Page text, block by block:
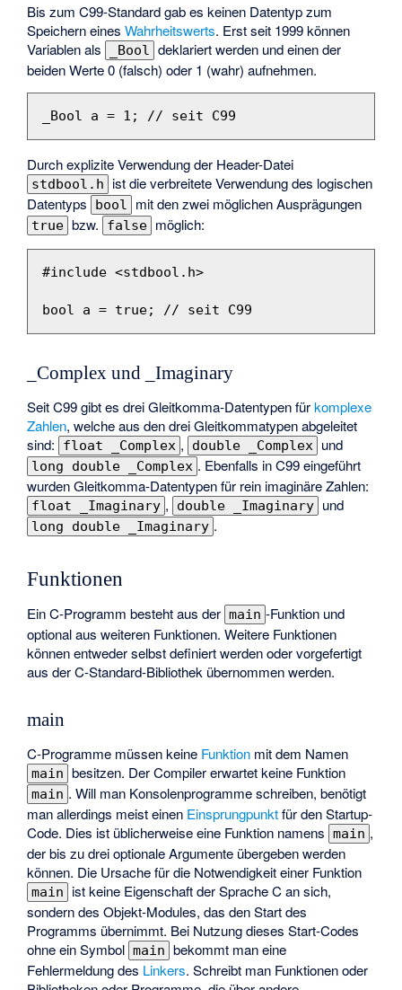
Bis zum C99-Standard gab es keinen Datentyp zum
Speichern einesWahrheitswerts. Erst seit 1999 können
Variablen als
_Bool deklariert werden und einen der
beiden Werte 0 (falsch) oder 1 (wahr) aufnehmen.
_Bool a = 1 ; // seit C99
Durch explizite Verwendung der Header-Datei
stdbool.h
ist die verbreitete Verwendung des logischen
Datentyps
bool mit den zwei möglichen Ausprägungen
true bzw. false möglich:
#include <stdbool.h>
bool a = true; // seit C99
_Complex und _Imaginary
Seit C99 gibt es drei Gleitkomma-Datentypen fürkomplexe
Zahlen, welche aus den drei Gleitkommatypen abgeleitet
sind:
float _Complex , double _Complex und
long double _Complex . Ebenfalls in C99 eingeführt
wurden Gleitkomma-Datentypen für rein imaginäre Zahlen:
float _Imaginary , double _Imaginary und
long double _Imaginary .
Funktionen
Ein C-Programm besteht aus der main -Funktion und
optional aus weiteren Funktionen. Weitere Funktionen
können entweder selbst definiert werden oder vorgefertigt
aus der C-Standard-Bibliothek übernommen werden.
main
C-Programme müssen keine Funktion mit dem Namen
main besitzen. Der Compiler erwartet keine Funktion
main . Will man Konsolenprogramme schreiben, benötigt
man allerdings meist einen Einsprungpunktfür den Startup-
Code. Dies ist üblicherweise eine Funktion namens main ,
der bis zu drei optionale Argumente übergeben werden
können. Die Ursache für die Notwendigkeit einer Funktion
main
ist keine Eigenschaft der Sprache C an sich,
sondern des Objekt-Modules, das den Start des
Programms übernimmt. Bei Nutzung dieses Start-Codes
ohne ein Symbol main bekommt man eine
Fehlermeldung des Linkers. Schreibt man Funktionen oder